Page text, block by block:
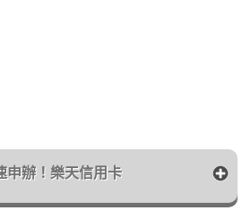
申辦！樂天信用卡